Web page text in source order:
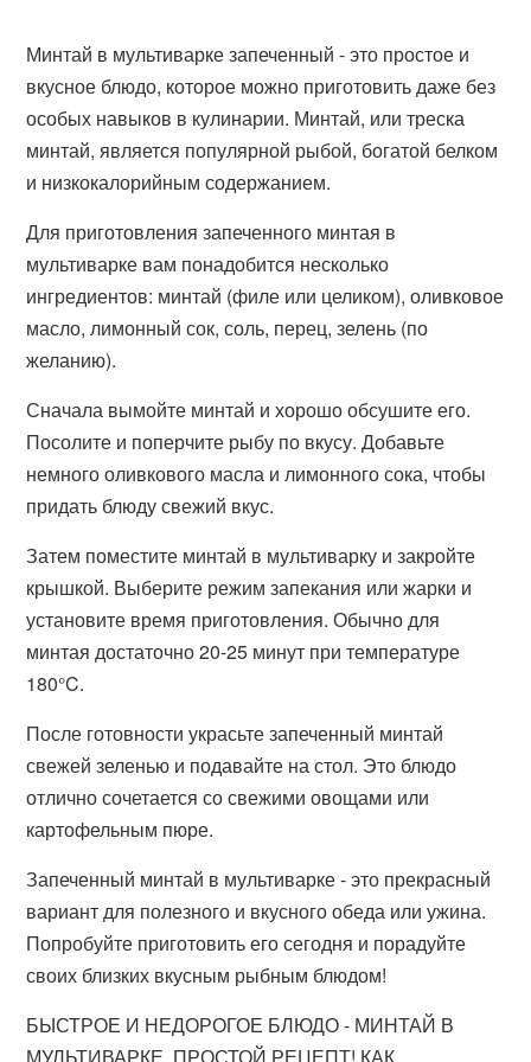
Минтай в мультиварке запеченный - это простое и
вкусное блюдо, которое можно приготовить даже без
особых навыков в кулинарии. Минтай, или треска
минтай, является популярной рыбой, богатой белком
и низкокалорийным содержанием.
Для приготовления запеченного минтая в
мультиварке вам понадобится несколько
ингредиентов: минтай (филе или целиком), оливковое
масло, лимонный сок, соль, перец, зелень (по
желанию).
Сначала вымойте минтай и хорошо обсушите его.
Посолите и поперчите рыбу по вкусу. Добавьте
немного оливкового масла и лимонного сока, чтобы
придать блюду свежий вкус.
Затем поместите минтай в мультиварку и закройте
крышкой. Выберите режим запекания или жарки и
установите время приготовления. Обычно для
минтая достаточно 20-25 минут при температуре
180°C.
После готовности украсьте запеченный минтай
свежей зеленью и подавайте на стол. Это блюдо
отлично сочетается со свежими овощами или
картофельным пюре.
Запеченный минтай в мультиварке - это прекрасный
вариант для полезного и вкусного обеда или ужина.
Попробуйте приготовить его сегодня и порадуйте
своих близких вкусным рыбным блюдом!
БЫСТРОЕ И НЕДОРОГОЕ БЛЮДО - МИНТАЙ В